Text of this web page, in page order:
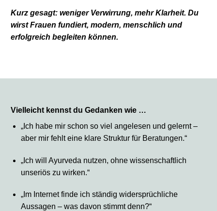
Kurz gesagt: weniger Verwirrung, mehr Klarheit. Du
wirst Frauen fundiert, modern, menschlich und
erfolgreich begleiten können.
Vielleicht kennst du Gedanken wie …
„Ich habe mir schon so viel angelesen und gelernt –
aber mir fehlt eine klare Struktur für Beratungen.“
„Ich will Ayurveda nutzen, ohne wissenschaftlich
unseriös zu wirken.“
„Im Internet finde ich ständig widersprüchliche
Aussagen – was davon stimmt denn?“